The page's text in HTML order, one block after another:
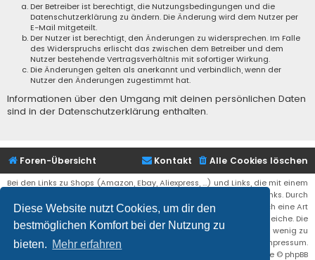
Diese Website nutzt Cookies, um dir den
bestmöglichen Komfort bei der Nutzung zu
bieten. Mehr erfahren
Der Betreiber ist berechtigt, die Nutzungsbedingungen und die
Datenschutzerklärung zu ändern. Die Änderung wird dem Nutzer per
E-Mail mitgeteilt.
Der Nutzer ist berechtigt, den Änderungen zu widersprechen. Im Falle
des Widerspruchs erlischt das zwischen dem Betreiber und dem
Nutzer bestehende Vertragsverhältnis mit sofortiger Wirkung.
Die Änderungen gelten als anerkannt und verbindlich, wenn der
Nutzer den Änderungen zugestimmt hat.
Informationen über den Umgang mit deinen persönlichen Daten
sind in der Datenschutzerklärung enthalten.
Foren-Übersicht Alle Cookies löschen
Kontakt
Bei den Links zu Shops (Amazon, Ebay, Aliexpress, ...) und Links, die mit einem
Stern (*) markiert sind, kann es sich um sogenannte Affiliate Links. Durch
den Kauf eines Produktes über einen Affiliate Link erhälte ich eine Art
Umsatzbeteiligung gutgeschrieben. Für euch bleibt der Preis der gleiche. Die
Einnahmen helfen die Hostgebühren für diese Webseite ein wenig zu
reduzieren. Siehe auch das Impressum.
® Forum Software © phpBB